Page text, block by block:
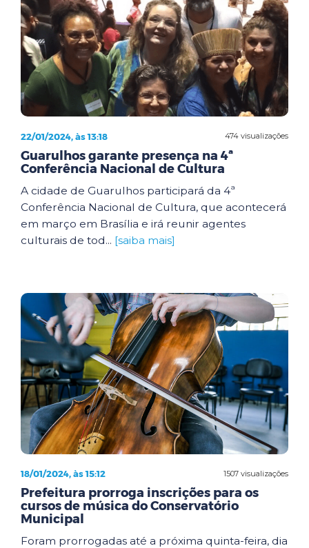
474 visualizações
22/01/2024, às 13:18
Guarulhos garante presença na 4ª
Conferência Nacional de Cultura
A cidade de Guarulhos participará da 4ª
Conferência Nacional de Cultura, que acontecerá
em março em Brasília e irá reunir agentes
culturais de tod... [saiba mais]
1507 visualizações
18/01/2024, às 15:12
Prefeitura prorroga inscrições para os
cursos de música do Conservatório
Municipal
Foram prorrogadas até a próxima quinta-feira, dia